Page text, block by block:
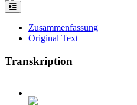
Zusammenfassung
Original Text
Transkription